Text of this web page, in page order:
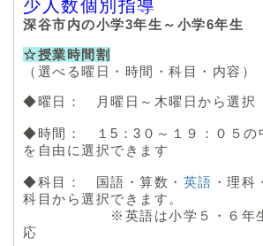
少人数個別指導
深谷市内の小学3年生～小学6年生
☆授業時間割
（選べる曜日・時間・科目・内
◆曜日： 月曜日～木曜日から選択
◆時間： １5：3０～１９：０５の
を自由に選択できます
◆科目： 国語・算数・ 英語 ・理科
科目から選択できます。
※英語は小学５・６年生
応